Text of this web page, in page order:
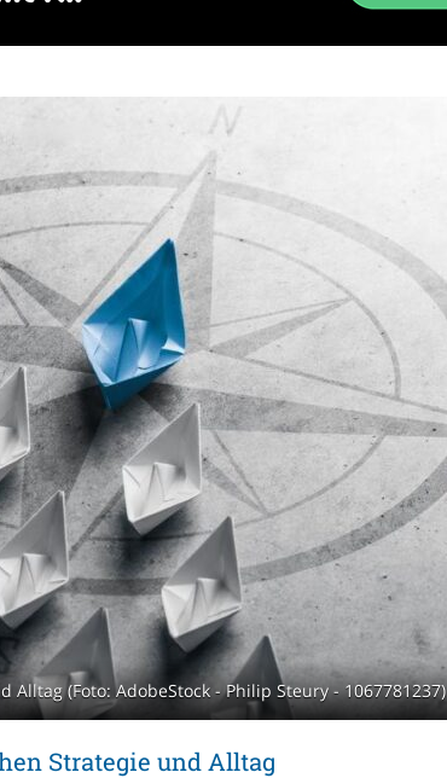
(Foto: AdobeStock - Philip Steury - 1067781237)
Strategie und Alltag